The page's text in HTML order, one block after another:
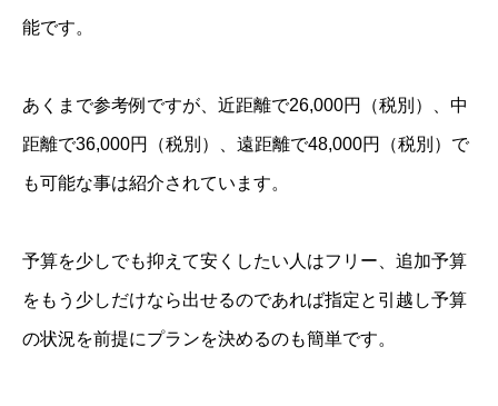
能です。
あくまで参考例ですが、近距離で26,000円（税別）、中
距離で36,000円（税別）、遠距離で48,000円（税別）で
も可能な事は紹介されています。
予算を少しでも抑えて安くしたい人はフリー、追加予算
をもう少しだけなら出せるのであれば指定と引越し予算
の状況を前提にプランを決めるのも簡単です。